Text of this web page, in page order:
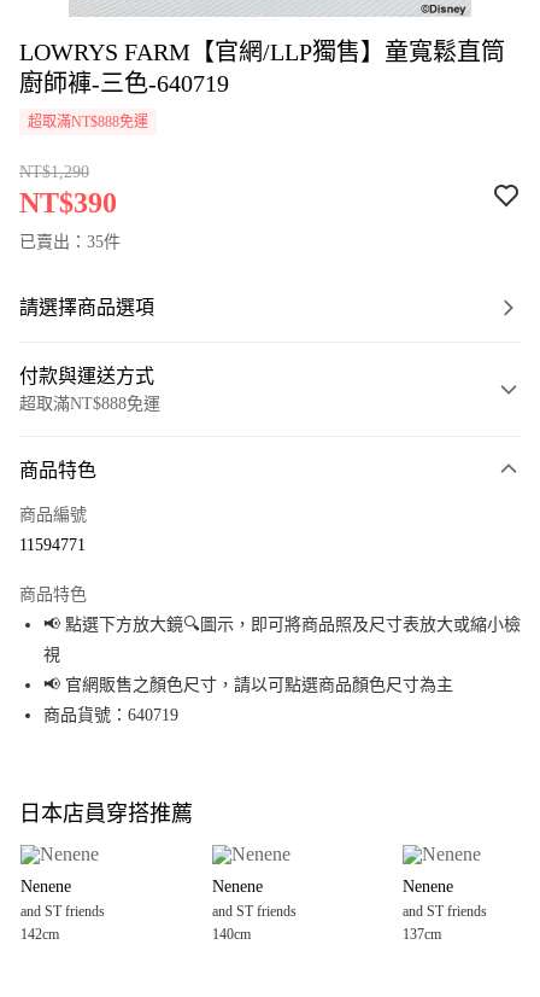
LOWRYS FARM【官網/LLP獨售】童寬鬆直筒
廚師褲-三色-640719
超取滿NT$888免運
NT$1,290
NT$390
已賣出：35件
請選擇商品選項
付款與運送方式
超取滿NT$888免運
信用卡一次付款
Apple Pay
街口支付
悠遊付
全盈+PAY
大哥付你分期
1.本服務由台灣大哥大提供，台灣大哥大用戶可立即使用無須另外申請。
2.付款方式選擇「大哥付你分期」，訂單成立後會自動跳轉到大哥付的交易
AFTEE先享後付
商品特色
商品編號
11594771
商品特色
📢 點選下方放大鏡🔍圖示，即可將商品照及尺寸表放大或縮小檢
視
📢 官網販售之顏色尺寸，請以可點選商品顏色尺寸為主
商品貨號：640719
日本店員穿搭推薦
Nenene
and ST friends
142cm
Nenene
and ST friends
140cm
Nenene
and ST friends
137cm